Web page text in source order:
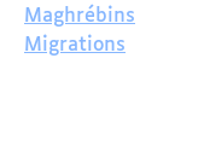
Maghrébins
Migrations